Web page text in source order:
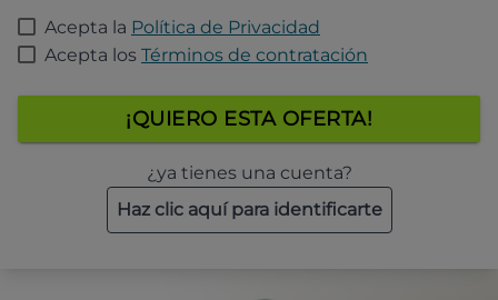
Acepta la Política de Privacidad
Acepta los Términos de contratación
¡QUIERO ESTA OFERTA!
¿ya tienes una cuenta?
Haz clic aquí para identificarte